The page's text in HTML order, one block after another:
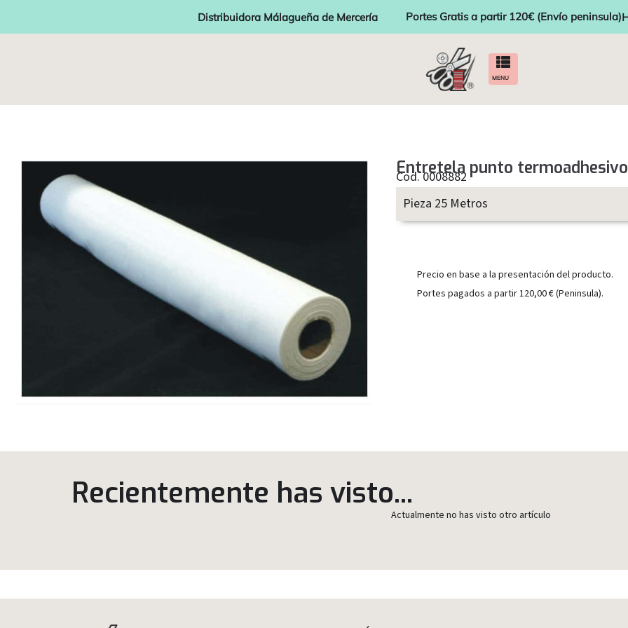
Distribuidora Málagueña de Mercería Portes Gratis a partir 120€ (Envío peninsula)
MENU
Entretela punto termoadhesivo
Cod. 0008882
Pieza 25 Metros
Precio en base a la presentación del producto.
Portes pagados a partir 120,00 € (Peninsula).
Recientemente has visto...
Actualmente no has visto otro artículo